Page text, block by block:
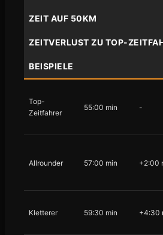
ZEIT AUF 50KM
ZEITVERLUST ZU TOP-
BEISPIELE
Top-
Zeitfahrer
55:00 min -
Allrounder 57:00 min +2:00
Kletterer 59:30 min +4:30